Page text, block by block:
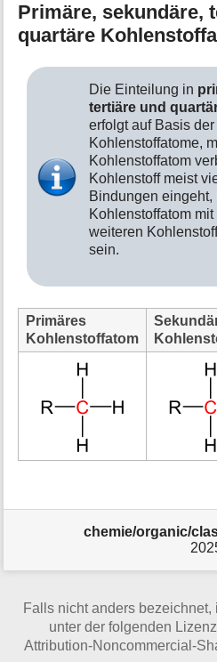
Primäre, sekundäre,
quartäre
Die Einteilung in
tertiäre und
erfolgt auf Basis
Kohlenstoffatome,
Kohlenstoffatom
Kohlenstoff meist
Bindungen eingeht,
Kohlenstoffatom
weiteren
sein.
Primäres
Kohlenstoffatom
chemie/organic/
Falls nicht anders
unter der folgenden
Attribution-Noncommercial-